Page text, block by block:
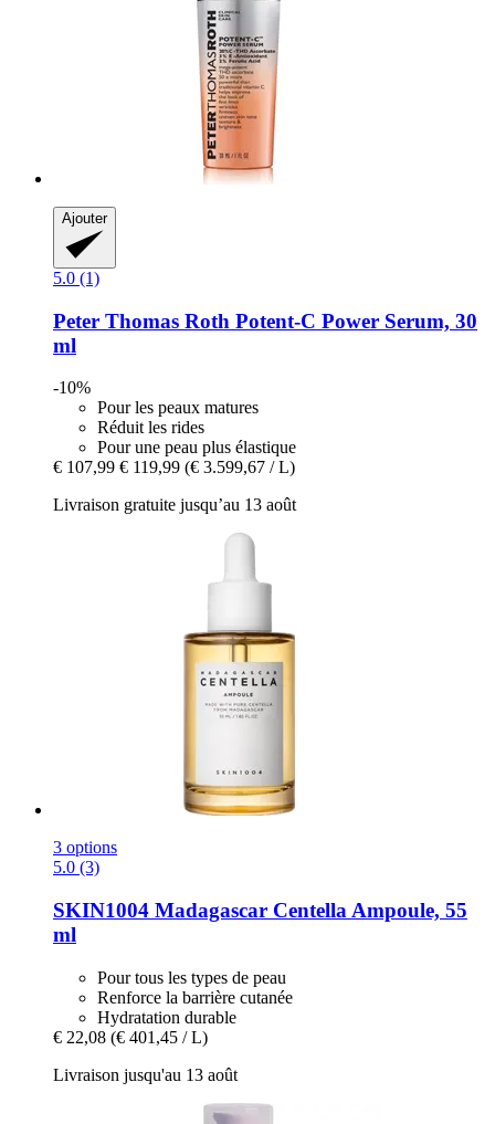
Ajouter
5.0 (1)
Peter Thomas Roth Potent-​C Power Serum, 30
ml
-10%
Pour les peaux matures
Réduit les rides
Pour une peau plus élastique
€ 107,99 € 119,99 (€ 3.599,67 / L)
Livraison gratuite jusqu’au 13 août
3 options
5.0 (3)
SKIN1004 Madagascar Centella Ampoule, 55
ml
Pour tous les types de peau
Renforce la barrière cutanée
Hydratation durable
€ 22,08 (€ 401,45 / L)
Livraison jusqu'au 13 août